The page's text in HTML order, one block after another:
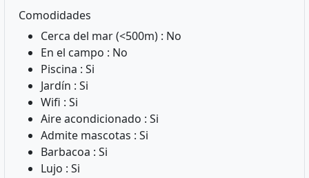
Comodidades
Cerca del mar (<500m) : No
En el campo : No
Piscina : Si
Jardín : Si
Wifi : Si
Aire acondicionado : Si
Admite mascotas : Si
Barbacoa : Si
Lujo : Si